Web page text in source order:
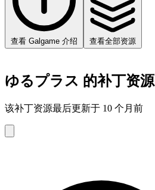
查看 Galgame 介绍 查看全部资源
ゆるプラス 的补丁资源
该补丁资源最后更新于 10 个月前